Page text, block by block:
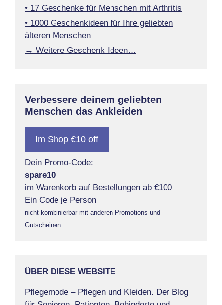
• 17 Geschenke für Menschen mit Arthritis
• 1000 Geschenkideen für Ihre geliebten
älteren Menschen
→ Weitere Geschenk-Ideen…
Verbessere deinem geliebten
Menschen das Ankleiden
Im Shop €10 off
Dein Promo-Code:
spare10
im Warenkorb auf Bestellungen ab €100
Ein Code je Person
nicht kombinierbar mit anderen Promotions und
Gutscheinen
ÜBER DIESE WEBSITE
Pflegemode – Pflegen und Kleiden. Der Blog